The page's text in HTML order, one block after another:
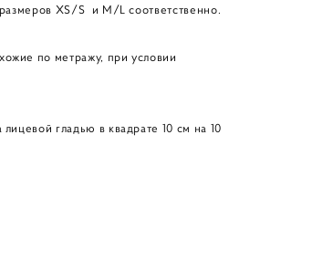
XS/S и M/L соответственно.
по метражу, при условии
гладью в квадрате 10 см на 10